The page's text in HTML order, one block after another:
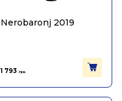
Nerobaronj 2019
1 793 грн.